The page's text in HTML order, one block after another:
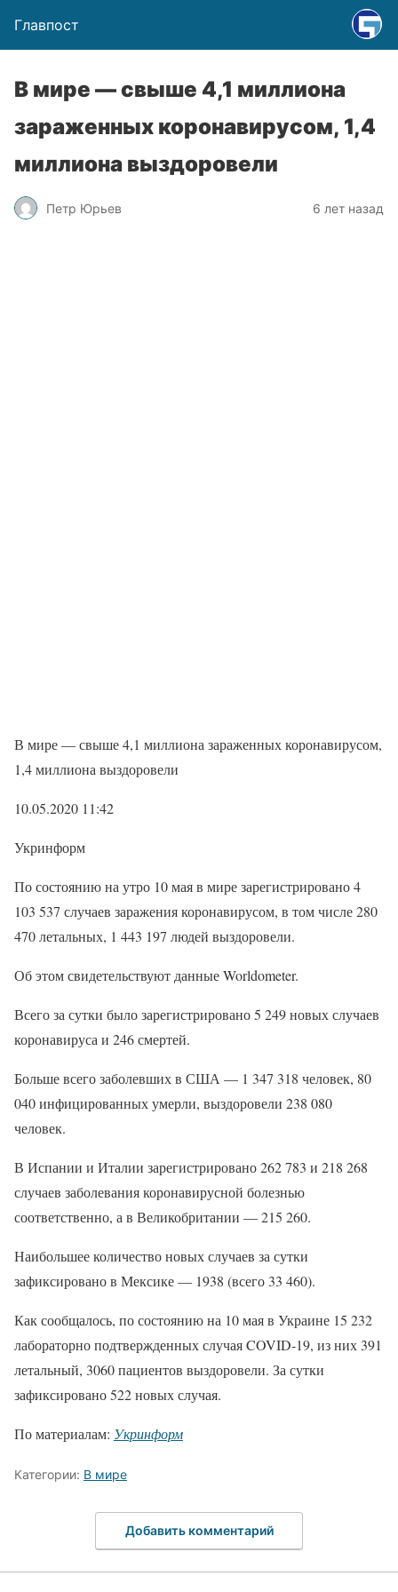
Главпост
В мире — свыше 4,1 миллиона
зараженных коронавирусом, 1,4
миллиона выздоровели
Петр Юрьев 6 лет назад
В мире — свыше 4,1 миллиона зараженных коронавирусом,
1,4 миллиона выздоровели
10.05.2020 11:42
Укринформ
По состоянию на утро 10 мая в мире зарегистрировано 4
103 537 случаев заражения коронавирусом, в том числе 280
470 летальных, 1 443 197 людей выздоровели.
Об этом свидетельствуют данные Worldometer.
Всего за сутки было зарегистрировано 5 249 новых случаев
коронавируса и 246 смертей.
Больше всего заболевших в США — 1 347 318 человек, 80
040 инфицированных умерли, выздоровели 238 080
человек.
В Испании и Италии зарегистрировано 262 783 и 218 268
случаев заболевания коронавирусной болезнью
соответственно, а в Великобритании — 215 260.
Наибольшее количество новых случаев за сутки
зафиксировано в Мексике — 1938 (всего 33 460).
Как сообщалось, по состоянию на 10 мая в Украине 15 232
лабораторно подтвержденных случая COVID-19, из них 391
летальный, 3060 пациентов выздоровели. За сутки
зафиксировано 522 новых случая.
По материалам: Укринформ
Категории: В мире
Добавить комментарий